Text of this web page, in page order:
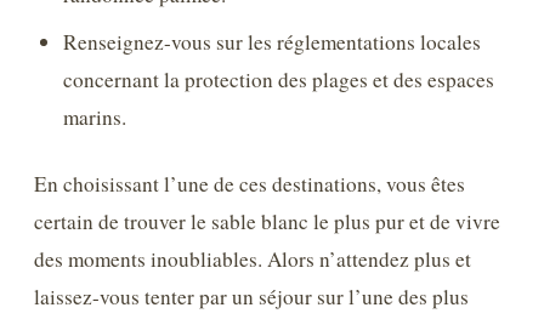
Renseignez-vous sur les réglementations locales
concernant la protection des plages et des espaces
marins.
En choisissant l’une de ces destinations, vous êtes
certain de trouver le sable blanc le plus pur et de vivre
des moments inoubliables. Alors n’attendez plus et
laissez-vous tenter par un séjour sur l’une des plus